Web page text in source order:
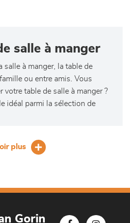
salle à manger
salle à manger, la table de
ou entre amis. Vous
votre table de salle à manger ?
idéal parmi la sélection de
ou plus classique, plateau
en verre ou en
de tables
plus
Gorin